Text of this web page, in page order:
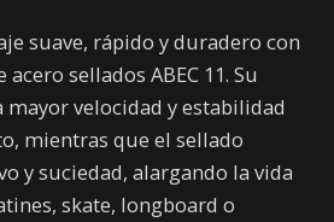
suave, rápido y duradero con
sellados ABEC 11. Su
velocidad y estabilidad
mientras que el sellado
y suciedad, alargando la vida
skate, longboard o